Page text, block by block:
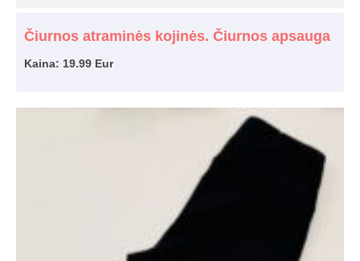
Čiurnos atraminės kojinės. Čiurnos apsauga
Kaina: 19.99 Eur